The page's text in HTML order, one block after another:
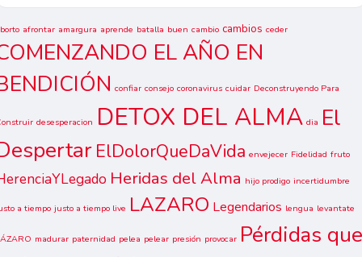
afrontar amargura aprende batalla buen cambio cambios ceder
EL AÑO EN
confiar consejo coronavirus cuidar Deconstruyendo Para
desesperacion DETOX DEL ALMA dia El
ElDolorQueDaVida envejecer Fidelidad fruto
Heridas del Alma hijo prodigo incertidumbre
a tiempo justo a tiempo live LAZARO Legendarios lengua levantate
madurar paternidad pelea pelear presión provocar Pérdidas que